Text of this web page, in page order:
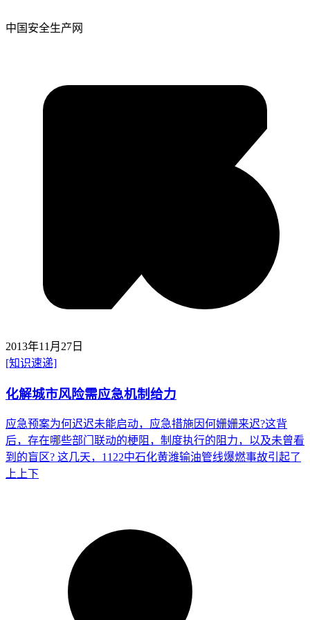
中国安全生产网
2013年11月27日
[知识速递]
化解城市风险需应急机制给力
应急预案为何迟迟未能启动，应急措施因何姗姗来迟?这背
后，存在哪些部门联动的梗阻，制度执行的阻力，以及未曾看
到的盲区? 这几天，1122中石化黄潍输油管线爆燃事故引起了
上上下